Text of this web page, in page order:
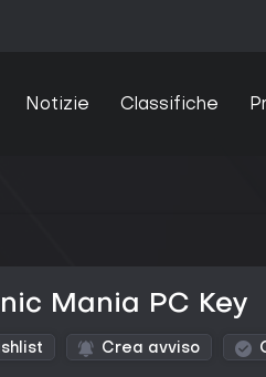
Notizie Classifiche
Mania PC Key
Crea avviso